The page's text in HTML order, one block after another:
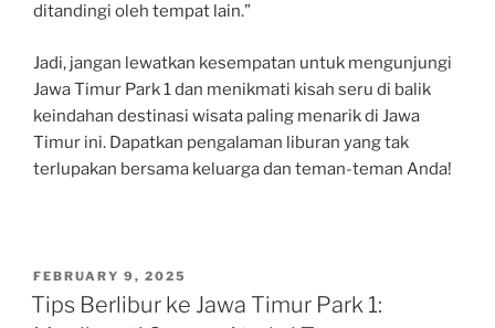
ditandingi oleh tempat lain.”
Jadi, jangan lewatkan kesempatan untuk mengunjungi
Jawa Timur Park 1 dan menikmati kisah seru di balik
keindahan destinasi wisata paling menarik di Jawa
Timur ini. Dapatkan pengalaman liburan yang tak
terlupakan bersama keluarga dan teman-teman Anda!
POSTED
ON
FEBRUARY 9, 2025
Tips Berlibur ke Jawa Timur Park 1: